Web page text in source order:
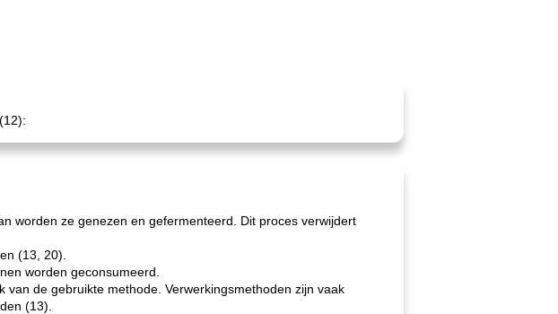
worden ze genezen en gefermenteerd. Dit proces verwijdert
(13, 20).
worden geconsumeerd.
de gebruikte methode. Verwerkingsmethoden zijn vaak
(13).